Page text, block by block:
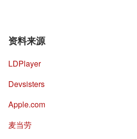
资料来源
LDPlayer
Devsisters
Apple.com
麦当劳